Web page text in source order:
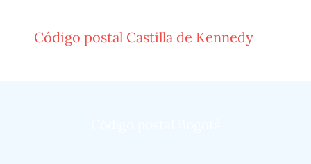
Código postal Castilla de Kennedy